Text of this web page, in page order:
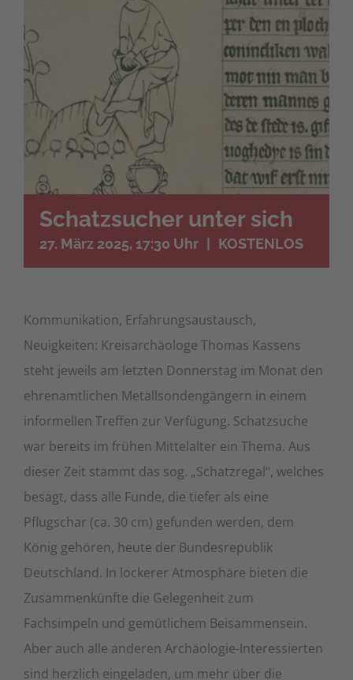
Schatzsucher unter sich
27. März 2025, 17:30 Uhr KOSTENLOS
Kommunikation, Erfahrungsaustausch,
Neuigkeiten: Kreisarchäologe Thomas Kassens
steht jeweils am letzten Donnerstag im Monat den
ehrenamtlichen Metallsondengängern in einem
informellen Treffen zur Verfügung. Schatzsuche
war bereits im frühen Mittelalter ein Thema. Aus
dieser Zeit stammt das sog. „Schatzregal“, welches
besagt, dass alle Funde, die tiefer als eine
Pflugschar (ca. 30 cm) gefunden werden, dem
König gehören, heute der Bundesrepublik
Deutschland. In lockerer Atmosphäre bieten die
Zusammenkünfte die Gelegenheit zum
Fachsimpeln und gemütlichem Beisammensein.
Aber auch alle anderen Archäologie-Interessierten
sind herzlich eingeladen, um mehr über die